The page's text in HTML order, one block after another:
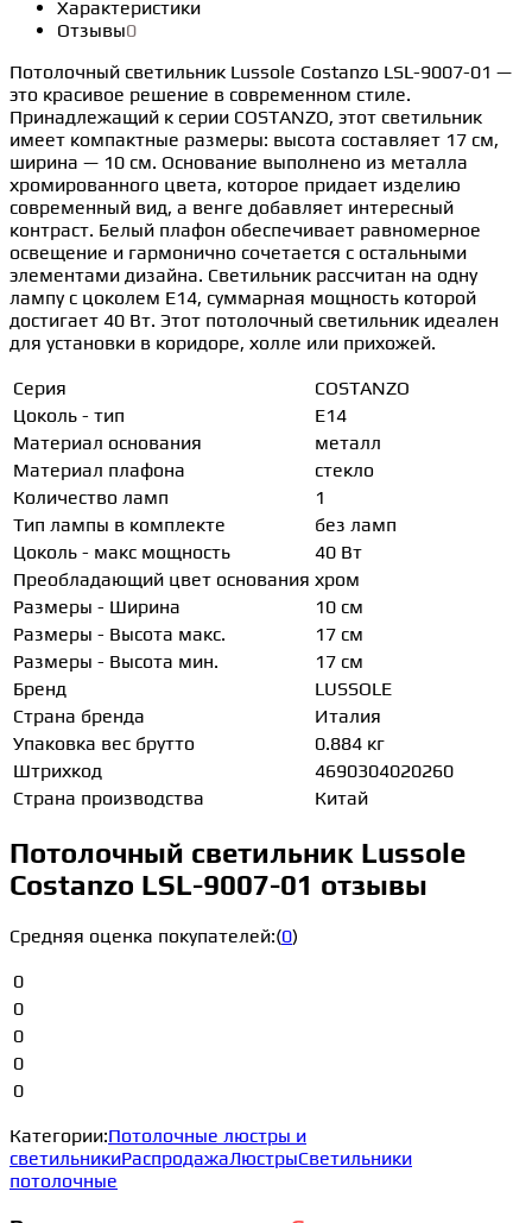
Характеристики
Отзывы0
Потолочный светильник Lussole Costanzo LSL-9007-01 —
это красивое решение в современном стиле.
Принадлежащий к серии COSTANZO, этот светильник
имеет компактные размеры: высота составляет 17 см,
ширина — 10 см. Основание выполнено из металла
хромированного цвета, которое придает изделию
современный вид, а венге добавляет интересный
контраст. Белый плафон обеспечивает равномерное
освещение и гармонично сочетается с остальными
элементами дизайна. Светильник рассчитан на одну
лампу с цоколем E14, суммарная мощность которой
достигает 40 Вт. Этот потолочный светильник идеален
для установки в коридоре, холле или прихожей.
Серия
COSTANZO
Цоколь - тип
E14
Материал основания
металл
Материал плафона
стекло
Количество ламп
1
Тип лампы в комплекте
без ламп
Цоколь - макс мощность
40 Вт
Преобладающий цвет основания хром
Размеры - Ширина
10 см
Размеры - Высота макс.
17 см
Размеры - Высота мин.
17 см
Бренд
LUSSOLE
Страна бренда
Италия
Упаковка вес брутто
0.884 кг
Штрихкод
4690304020260
Страна производства
Китай
Потолочный светильник Lussole
Costanzo LSL-9007-01 отзывы
Средняя оценка покупателей:(0)
0
0
0
0
0
Категории:Потолочные люстры и
светильникиРаспродажаЛюстрыСветильники
потолочные